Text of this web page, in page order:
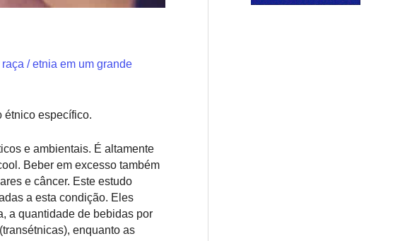
/ etnia em um grande
étnico específico.
e ambientais. É altamente
Beber em excesso também
e câncer. Este estudo
a esta condição. Eles
a quantidade de bebidas por
enquanto as